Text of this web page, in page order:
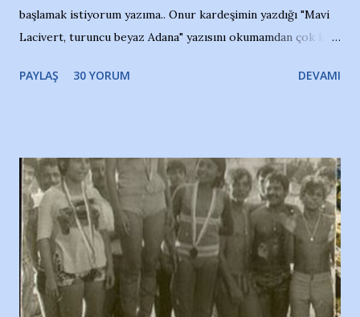
başlamak istiyorum yazıma.. Onur kardeşimin yazdığı "Mavi
Lacivert, turuncu beyaz Adana" yazısını okumamdan çok kısa
irkildim.. "Bursasporlu taraftarlar, İstanbul takımlarının
ve ürünlerini Bursa şehrinde görmek istemediklerini bir
protesto eylemiyle açıkladıklarını bildiriyordu.. Bu grup
adına açıklama yapan şahsı muhterem(!) ''Açık ve net olarak
söylüyoruz. Bu son uyarımızdır. Bunun yanısıra, bu takımlara
ait tanıtıcı ilanların asılmasına izin veren Bursa Büyükşehir
Belediyesi ile mağazaların bulunduğu alışveriş merkezlerini
de kınıyoruz'' diye de eklemiş .. Blogumuzda okuduğum bu
PAYLAŞ 30 YORUM DEVAMI